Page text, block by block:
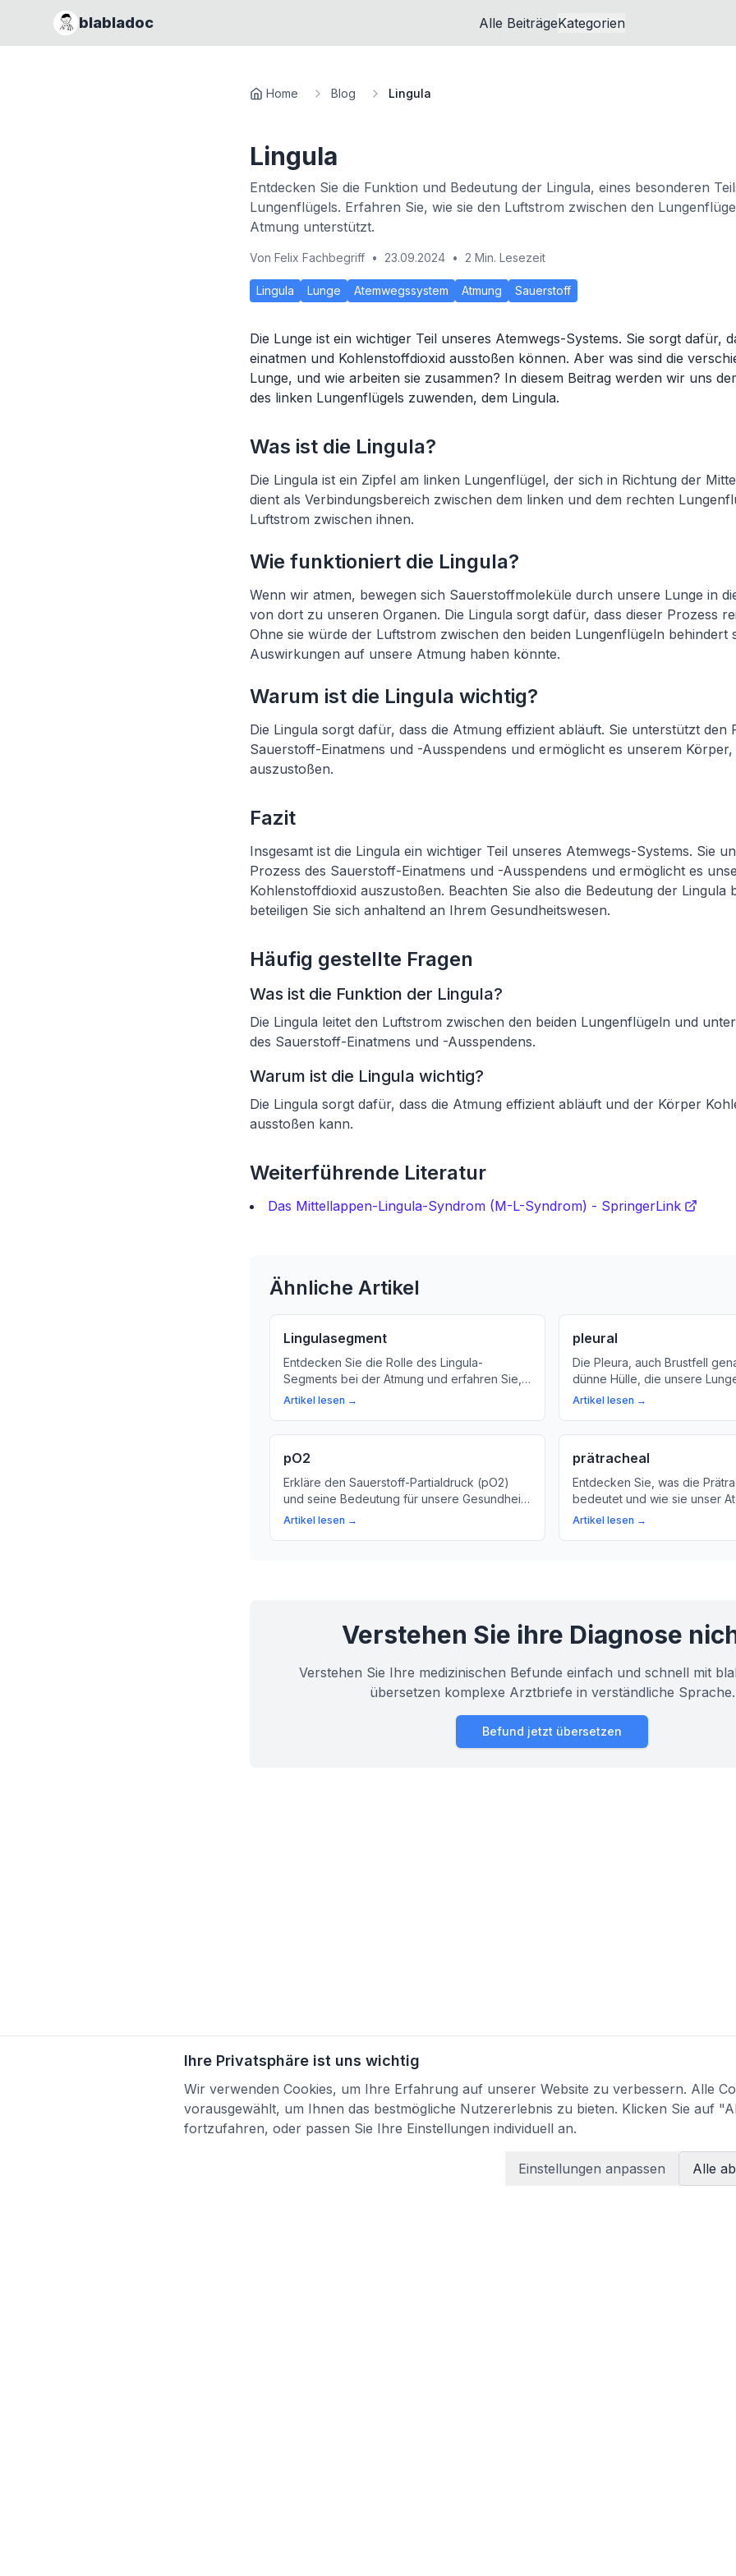
blabladoc Alle BeiträgeKategorien
Home Blog Lingula
Lingula
Entdecken Sie die Funktion und Bedeutung der Lingula, eines besonderen
Lungenflügels. Erfahren Sie, wie sie den Luftstrom zwischen den
Atmung unterstützt.
Von Felix Fachbegriff • 23.09.2024 • 2 Min. Lesezeit
Lingula Lunge Atemwegssystem Atmung Sauerstoff
Die Lunge ist ein wichtiger Teil unseres Atemwegs-Systems. Sie sorgt dafür,
einatmen und Kohlenstoffdioxid ausstoßen können. Aber was sind die
Lunge, und wie arbeiten sie zusammen? In diesem Beitrag werden wir uns
des linken Lungenflügels zuwenden, dem Lingula.
Was ist die Lingula?
Die Lingula ist ein Zipfel am linken Lungenflügel, der sich in Richtung der
dient als Verbindungsbereich zwischen dem linken und dem rechten
Luftstrom zwischen ihnen.
Wie funktioniert die Lingula?
Wenn wir atmen, bewegen sich Sauerstoffmoleküle durch unsere Lunge in
von dort zu unseren Organen. Die Lingula sorgt dafür, dass dieser Prozess
Ohne sie würde der Luftstrom zwischen den beiden Lungenflügeln behindert
Auswirkungen auf unsere Atmung haben könnte.
Warum ist die Lingula wichtig?
Die Lingula sorgt dafür, dass die Atmung effizient abläuft. Sie unterstützt den
Sauerstoff-Einatmens und -Ausspendens und ermöglicht es unserem
auszustoßen.
Fazit
Insgesamt ist die Lingula ein wichtiger Teil unseres Atemwegs-Systems. Sie
Prozess des Sauerstoff-Einatmens und -Ausspendens und ermöglicht es
Kohlenstoffdioxid auszustoßen. Beachten Sie also die Bedeutung der Lingula
beteiligen Sie sich anhaltend an Ihrem Gesundheitswesen.
Häufig gestellte Fragen
Was ist die Funktion der Lingula?
Die Lingula leitet den Luftstrom zwischen den beiden Lungenflügeln und
des Sauerstoff-Einatmens und -Ausspendens.
Warum ist die Lingula wichtig?
Die Lingula sorgt dafür, dass die Atmung effizient abläuft und der Körper
ausstoßen kann.
Weiterführende Literatur
Das Mittellappen-Lingula-Syndrom (M-L-Syndrom) - SpringerLink
Ähnliche Artikel
Lingulasegment
Entdecken Sie die Rolle des Lingula-
Segments bei der Atmung und erfahren Sie,
warum es so wichtig für unsere Gesundheit
Artikel lesen →
pleural
Die Pleura, auch Brustfell
dünne Hülle, die unsere
den Brustkorb von innen
Artikel lesen →
pO2
Erkläre den Sauerstoff-Partialdruck (pO2)
und seine Bedeutung für unsere Gesundheit.
Lerne, warum der pO2 ein wichtiger
Artikel lesen →
prätracheal
Entdecken Sie, was die
bedeutet und wie sie unser
beeinflusst. Erfahren Sie,
Artikel lesen →
Verstehen Sie ihre Diagnose
Verstehen Sie Ihre medizinischen Befunde einfach und schnell mit
übersetzen komplexe Arztbriefe in verständliche Sprache.
Befund jetzt übersetzen
Ihre Privatsphäre ist uns wichtig
Wir verwenden Cookies, um Ihre Erfahrung auf unserer Website zu verbessern. Alle
vorausgewählt, um Ihnen das bestmögliche Nutzererlebnis zu bieten. Klicken Sie auf
fortzufahren, oder passen Sie Ihre Einstellungen individuell an.
Einstellungen anpassen Alle